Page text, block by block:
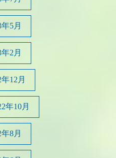
5月
2月
年12月
年10月
8月